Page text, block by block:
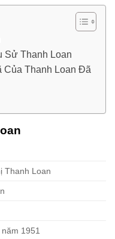
Sử Thanh Loan
Của Thanh Loan Đã
Thanh Loan
1951